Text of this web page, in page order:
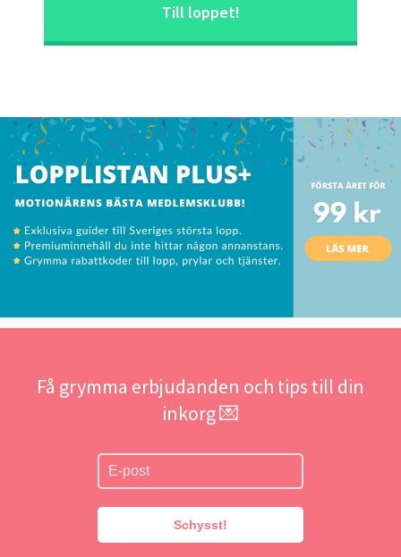
Till loppet!
Få grymma erbjudanden och tips till din
inkorg 💌
Schysst!